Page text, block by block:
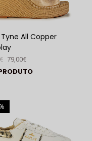
All Copper
€ 79,00€